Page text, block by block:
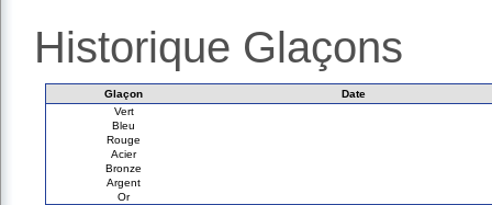
Historique Glaçons
Glaçon
Date
Vert
Bleu
Rouge
Acier
Bronze
Argent
Or